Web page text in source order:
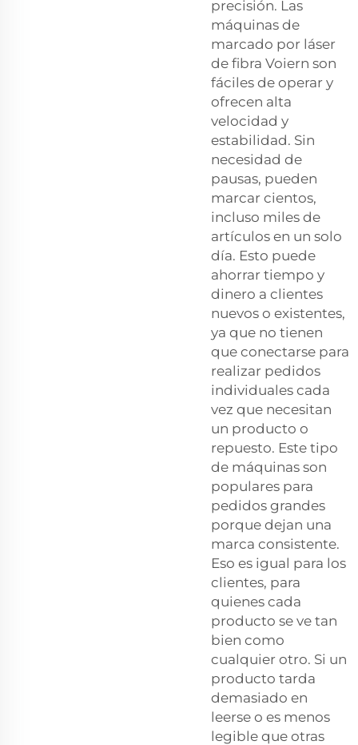
precisión. Las
máquinas de
marcado por láser
de fibra Voiern son
fáciles de operar y
ofrecen alta
velocidad y
estabilidad. Sin
necesidad de
pausas, pueden
marcar cientos,
incluso miles de
artículos en un solo
día. Esto puede
ahorrar tiempo y
dinero a clientes
nuevos o existentes,
ya que no tienen
que conectarse para
realizar pedidos
individuales cada
vez que necesitan
un producto o
repuesto. Este tipo
de máquinas son
populares para
pedidos grandes
porque dejan una
marca consistente.
Eso es igual para los
clientes, para
quienes cada
producto se ve tan
bien como
cualquier otro. Si un
producto tarda
demasiado en
leerse o es menos
legible que otras